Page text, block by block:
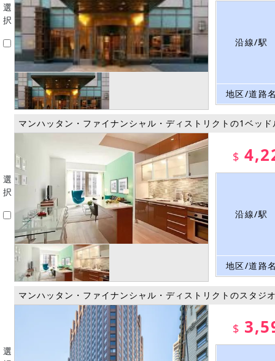
選
択
沿線/駅
地区/道路
選
択
マンハッタン・ファイナンシャル・ディストリクトの1ベッ
$
沿線/駅
地区/道路
選
マンハッタン・ファイナンシャル・ディストリクトのスタジ
$